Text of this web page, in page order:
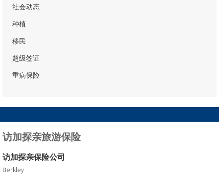
社会动态
种植
移民
超级签证
重病保险
访加探亲旅游保险
访加探亲保险公司
Berkley